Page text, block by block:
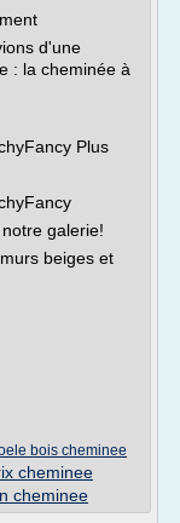
d'une
: la cheminée à
Plus
galerie!
beiges et
bois cheminee
cheminee
cheminee